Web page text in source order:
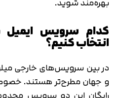
کدام سرویس ایمیل
انتخاب کنیم؟
در بین سرویس‌های خارجی
و جهان مطرح‌تر هستند.